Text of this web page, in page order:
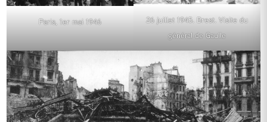
Paris, 1er mai 1946
26 juillet 1945. Brest. Visite du
général de Gaulle